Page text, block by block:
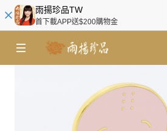
雨揚珍品TW
首下載APP送$200購物金